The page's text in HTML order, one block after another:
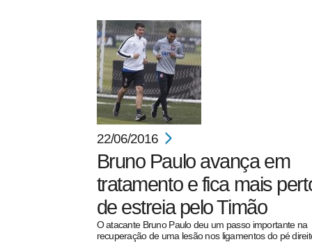
22/06/2016
Bruno Paulo avança em
tratamento e fica mais
de estreia pelo Timão
O atacante Bruno Paulo deu um passo importante na
recuperação de uma lesão nos ligamentos do pé